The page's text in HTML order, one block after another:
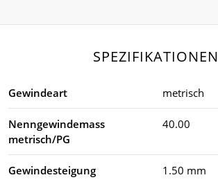
SPEZIFIKATIONEN
Gewindeart metrisch
Nenngewindemass
metrisch/PG
40.00
Gewindesteigung 1.50 mm